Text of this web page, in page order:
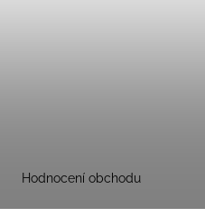
Hodnocení obchodu